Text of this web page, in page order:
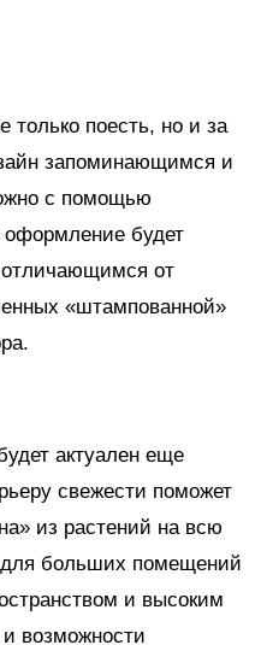
только поесть, но и за
запоминающимся и
с помощью
оформление будет
от
«штампованной»
актуален еще
свежести поможет
из растений на всю
больших помещений
и высоким
возможности